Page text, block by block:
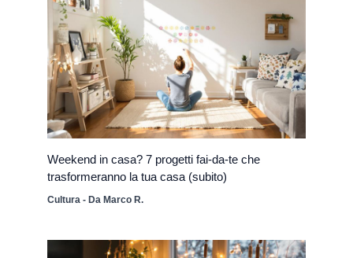
Weekend in casa? 7 progetti fai-da-te che
trasformeranno la tua casa (subito)
Cultura - Da Marco R.